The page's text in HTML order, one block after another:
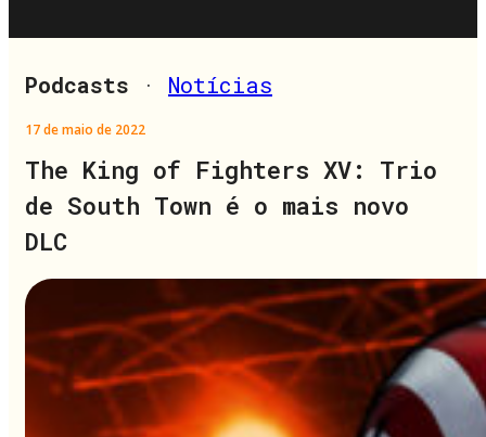
Podcasts · Notícias
17 de maio de 2022
The King of Fighters XV: Trio
de South Town é o mais novo
DLC